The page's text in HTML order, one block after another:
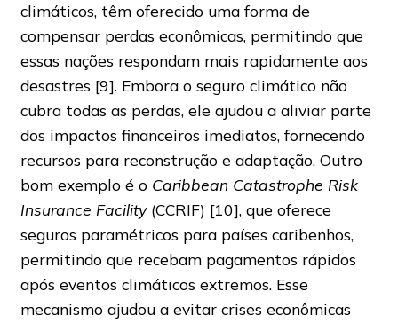
climáticos, têm oferecido uma forma de
compensar perdas econômicas, permitindo que
essas nações respondam mais rapidamente aos
desastres [9]. Embora o seguro climático não
cubra todas as perdas, ele ajudou a aliviar parte
dos impactos financeiros imediatos, fornecendo
recursos para reconstrução e adaptação. Outro
bom exemplo é o Caribbean Catastrophe Risk
Insurance Facility(CCRIF) [10], que oferece
seguros paramétricos para países caribenhos,
permitindo que recebam pagamentos rápidos
após eventos climáticos extremos. Esse
mecanismo ajudou a evitar crises econômicas